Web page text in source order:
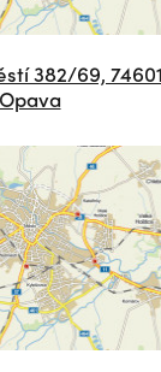
382/69,
Opava